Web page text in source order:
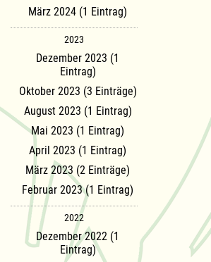
März 2024 (1 Eintrag)
2023
Dezember 2023 (1
Eintrag)
Oktober 2023 (3 Einträge)
August 2023 (1 Eintrag)
Mai 2023 (1 Eintrag)
April 2023 (1 Eintrag)
März 2023 (2 Einträge)
Februar 2023 (1 Eintrag)
2022
Dezember 2022 (1
Eintrag)